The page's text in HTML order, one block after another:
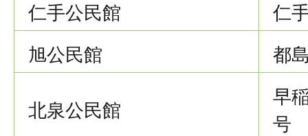
仁手公民館
仁
旭公民館
都
北泉公民館
早
号